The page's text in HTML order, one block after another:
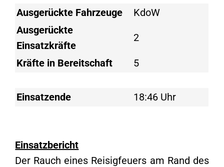
Ausgerückte Fahrzeuge
KdoW
Ausgerückte
Einsatzkräfte
2
Kräfte in Bereitschaft 5
Einsatzende 18:46 Uhr
Einsatzbericht
Der Rauch eines Reisigfeuers am Rand des